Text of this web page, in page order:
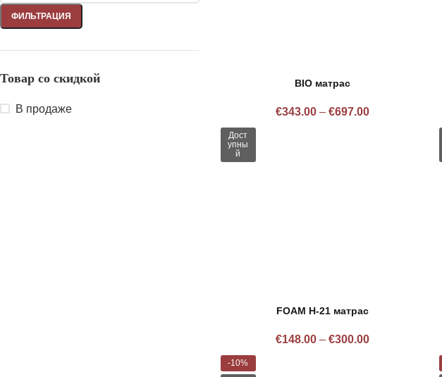
ФИЛЬТРАЦИЯ
Товар со скидкой
В продаже
BIO матрас
€343.00 – €697.00
Дост
упны
й
FOAM H-21 матрас
€148.00 – €300.00
-10%